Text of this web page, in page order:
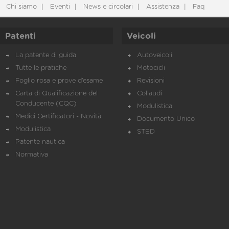
Chi siamo Eventi News e circolari Assistenza Faq
Patenti
La patente di guida
Tutte le pratiche
Foglio rosa e prove d’esame
Carta di Qualificazione del
Conducente (CQC)
Medici Certificatori - Novità
Modulistica
Patente nautica
Normativa
Veicoli
Autoveicoli
Motocicli
Revisioni
Collaudi
Modulistica
Documento Unico
STED